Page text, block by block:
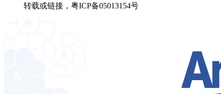
转载或链接，粤ICP备05013154号